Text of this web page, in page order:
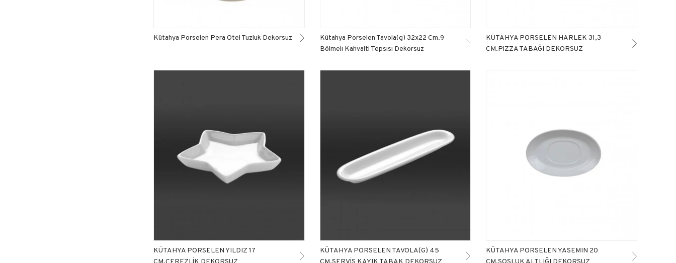
Kütahya Porselen Pera Otel Tuzluk Dekorsuz
Kütahya Porselen Tavola(g) 32x22 Cm.9
Bölmelı Kahvalti Tepsısı Dekorsuz
KÜTAHYA PORSELEN HARLEK 31,3
CM.PİZZA TABAĞI DEKORSUZ
KÜTAHYA PORSELEN YILDIZ 17
CM.ÇEREZLİK DEKORSUZ
KÜTAHYA PORSELEN TAVOLA(G) 45
CM.SERVİS KAYIK TABAK DEKORSUZ
KÜTAHYA PORSELEN YASEMIN 20
CM.SOSLUK ALTLIĞI DEKORSUZ